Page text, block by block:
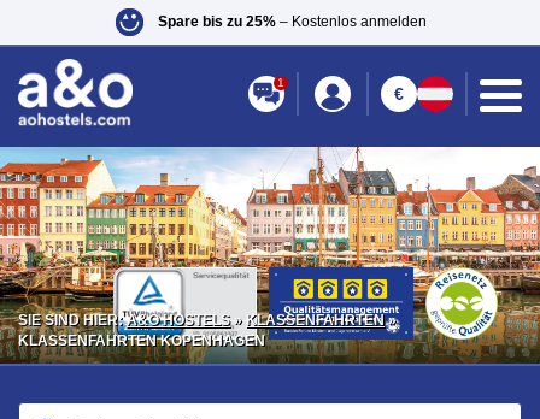
Spare bis zu 25%– Kostenlos anmelden
1
€
SIE SIND HIER:A&O HOSTELS» KLASSENFAHRTEN»
KLASSENFAHRTEN KOPENHAGEN